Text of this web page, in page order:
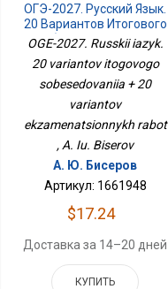
ОГЭ-2027. Русский Язык.
20 Вариантов Итогового
Собеседования + 20
Экзаменационных
Работ
OGE-2027. Russkii iazyk.
20 variantov itogovogo
sobesedovaniia + 20
variantov
ekzamenatsionnykh rabot
, A. Iu. Biserov
А. Ю. Бисеров
Артикул: 1661948
$17.24
Доставка за 14–20 дней
КУПИТЬ